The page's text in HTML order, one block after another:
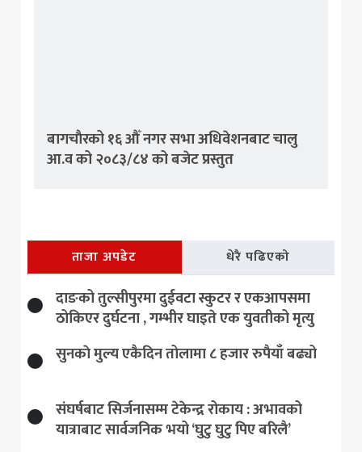
बागचाैरको १६ औँ नगर सभा अधिवेशनबाट चालु
आ.व को २०८३/८४ को बजेट प्रस्तुत
ताजा अपडेट धेरै पढिएको
दाङको तुल्सीपुरमा दुईवटा स्कुटर र एकआपसमा
ठोकिएर दुर्घटना , गम्भीर घाइते एक युवतीको मृत्यु
सुनकाे मुल्य एकैदिन तोलामा ८ हजार रुपैयाँ बढ्यो
संघर्षबाट सिर्जनासम्म टेकेन्द्र रोकाय : अभावको
यात्राबाट सार्वजनिक भयो ‘घुटु घुटु पिए बरिलै’